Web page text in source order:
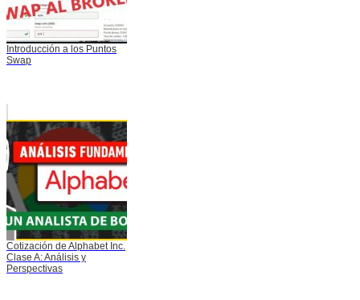
Introducción a los Puntos
Swap
Cotización de Alphabet Inc.
Clase A: Análisis y
Perspectivas